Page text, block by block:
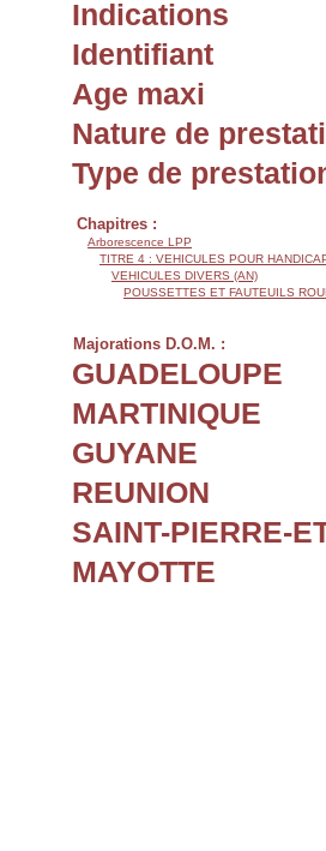
Indications
Identifiant
Age maxi
Nature de
Type de
Chapitres :
Arborescence LPP
TITRE 4 : VEHICULES POUR
VEHICULES DIVERS (AN)
POUSSETTES ET FAUTEUILS
Majorations D.O.M. :
GUADELOUPE
MARTINIQUE
GUYANE
REUNION
SAINT-PIERRE-
MAYOTTE